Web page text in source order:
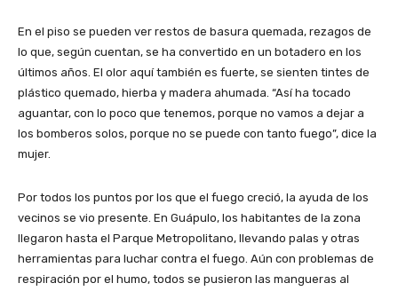
En el piso se pueden ver restos de basura quemada, rezagos de
lo que, según cuentan, se ha convertido en un botadero en los
últimos años. El olor aquí también es fuerte, se sienten tintes de
plástico quemado, hierba y madera ahumada. “Así ha tocado
aguantar, con lo poco que tenemos, porque no vamos a dejar a
los bomberos solos, porque no se puede con tanto fuego”, dice la
mujer.
Por todos los puntos por los que el fuego creció, la ayuda de los
vecinos se vio presente. En Guápulo, los habitantes de la zona
llegaron hasta el Parque Metropolitano, llevando palas y otras
herramientas para luchar contra el fuego. Aún con problemas de
respiración por el humo, todos se pusieron las mangueras al